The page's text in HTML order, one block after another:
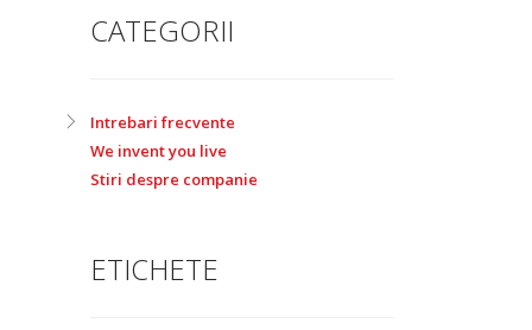
CATEGORII
Intrebari frecvente
We invent you live
Stiri despre companie
ETICHETE